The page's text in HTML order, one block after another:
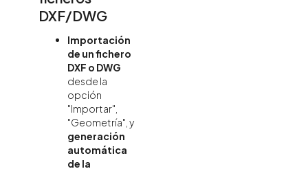
DXF/DWG
Importación
de un fichero
DXF o DWG
desde la
opción
"Importar",
"Geometría", y
generación
automática
de la